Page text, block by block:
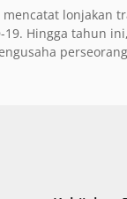
mencatat
19. Hingga tahun